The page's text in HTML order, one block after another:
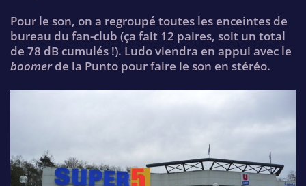
Pour le son, on a regroupé toutes les enceintes de
bureau du fan-club (ça fait 12 paires, soit un total
de 78 dB cumulés !). Ludo viendra en appui avec le
boomerde la Punto pour faire le son en stéréo.